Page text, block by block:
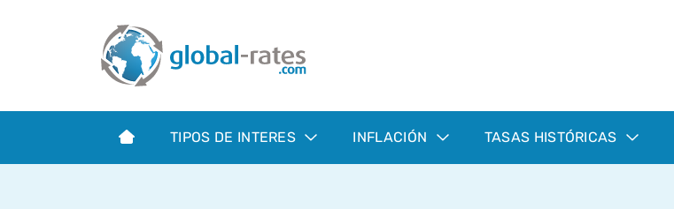
TIPOS DE INTERES INFLACIÓN TASAS HISTÓRICAS
Term SOFR
¿Qué es la inflación IPC?
¿Qué es la inflación IPCA?
Euribor - histórico
ESTER - histórico
Calculadora de inflación